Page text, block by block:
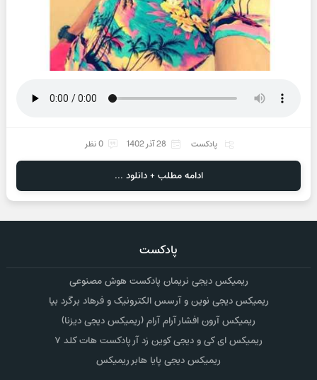
پادکست 28 آذر 1402 0 نظر
ادامه مطلب + دانلود ...
پادکست
ریمیکس دیجی نریمان پادکست هوش مصنوعی
ریمیکس دیجی نوین و آرسس الکترونیک و فرهاد برگرد بیا
ریمیکس آرون افشار آرام آرام (ریمیکس دیجی دیزنا)
ریمیکس ای کی و دیجی کوین زد آر پادکست هات کلد ۷
ریمیکس دیجی پایا هابر ریمیکس